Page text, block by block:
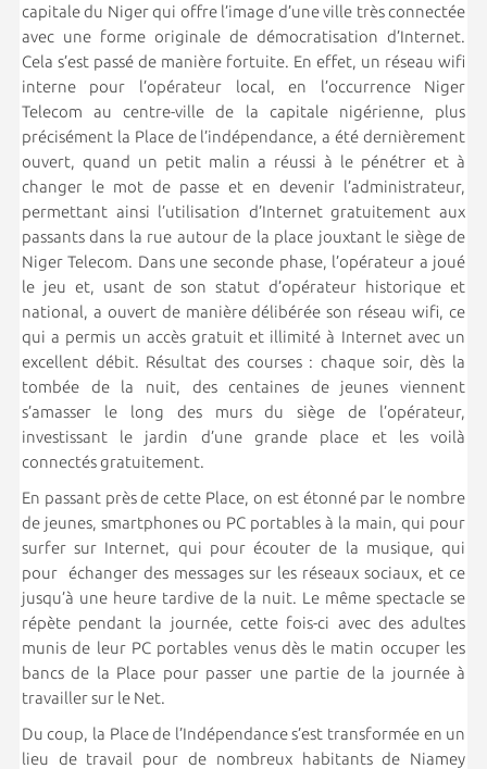
capitale du Niger qui offre l’image d’une ville très connectée
avec une forme originale de démocratisation d’Internet.
Cela s’est passé de manière fortuite. En effet, un réseau wifi
interne pour l’opérateur local, en l’occurrence Niger
Telecom au centre-ville de la capitale nigérienne, plus
précisément la Place de l’indépendance, a été dernièrement
ouvert, quand un petit malin a réussi à le pénétrer et à
changer le mot de passe et en devenir l’administrateur,
permettant ainsi l’utilisation d’Internet gratuitement aux
passants dans la rue autour de la place jouxtant le siège de
Niger Telecom. Dans une seconde phase, l’opérateur a joué
le jeu et, usant de son statut d’opérateur historique et
national, a ouvert de manière délibérée son réseau wifi, ce
qui a permis un accès gratuit et illimité à Internet avec un
excellent débit. Résultat des courses : chaque soir, dès la
tombée de la nuit, des centaines de jeunes viennent
s’amasser le long des murs du siège de l’opérateur,
investissant le jardin d’une grande place et les voilà
connectés gratuitement.
En passant près de cette Place, on est étonné par le nombre
de jeunes, smartphones ou PC portables à la main, qui pour
surfer sur Internet, qui pour écouter de la musique, qui
pour échanger des messages sur les réseaux sociaux, et ce
jusqu’à une heure tardive de la nuit. Le même spectacle se
répète pendant la journée, cette fois-ci avec des adultes
munis de leur PC portables venus dès le matin occuper les
bancs de la Place pour passer une partie de la journée à
travailler sur le Net.
Du coup, la Place de l’Indépendance s’est transformée en un
lieu de travail pour de nombreux habitants de Niamey